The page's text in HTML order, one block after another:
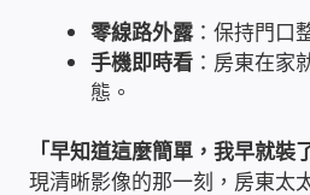
USB隨插即用視訊攝影機
數位廣告看板播放器
電腦 工具 軟體 手冊
零線路外露：保持門口
手機即時看 ：房東在家
態。
「早知道這麼簡單，我早就裝
現清晰影像的那一刻，房東太